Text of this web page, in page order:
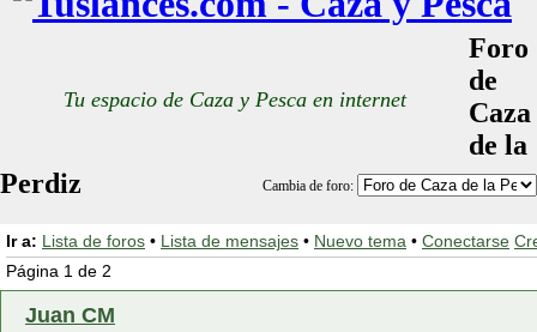
Tu espacio de Caza y Pesca en internet
Cambia de foro:
Foro
de
Caza
de la
Perdiz
Ir a: Lista de foros • Lista de mensajes • Nuevo tema • Conectarse
Página 1 de 2
Juan CM